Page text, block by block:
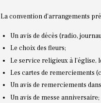
La convention d'arrangements
Un avis de décès (radio,
Le choix des fleurs;
Le service religieux à l'église,
Les cartes de remerciements
Un avis de remerciements
Un avis de messe anniversaire;